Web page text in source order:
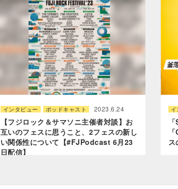
インタビュー ポッドキャスト 2023.6.24
【フジロック＆サマソニ主催者対談】お
互いのフェスに思うこと、2フェスの新し
い関係性について【#FJPodcast 6月23
日配信】
ス